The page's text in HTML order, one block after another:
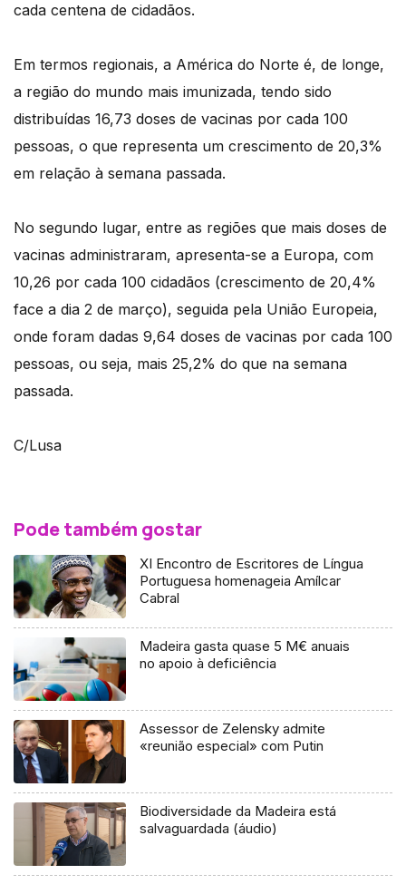
cada centena de cidadãos.
Em termos regionais, a América do Norte é, de longe,
a região do mundo mais imunizada, tendo sido
distribuídas 16,73 doses de vacinas por cada 100
pessoas, o que representa um crescimento de 20,3%
em relação à semana passada.
No segundo lugar, entre as regiões que mais doses de
vacinas administraram, apresenta-se a Europa, com
10,26 por cada 100 cidadãos (crescimento de 20,4%
face a dia 2 de março), seguida pela União Europeia,
onde foram dadas 9,64 doses de vacinas por cada 100
pessoas, ou seja, mais 25,2% do que na semana
passada.
C/Lusa
Pode também gostar
XI Encontro de Escritores de Língua
Portuguesa homenageia Amílcar
Cabral
Madeira gasta quase 5 M€ anuais
no apoio à deficiência
Assessor de Zelensky admite
«reunião especial» com Putin
Biodiversidade da Madeira está
salvaguardada (áudio)